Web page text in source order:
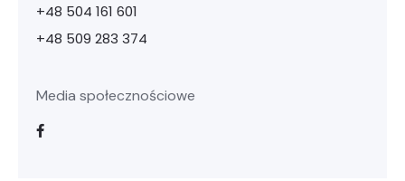
+48 504 161 601
+48 509 283 374
Media społecznościowe